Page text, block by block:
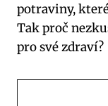
potraviny,⁣
Tak proč
pro své zdraví?